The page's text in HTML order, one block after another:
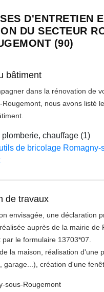
D'ENTRETIEN
DU SECTEUR
(90)
bâtiment
dans la rénovation de
nous avons listé
chauffage (1)
de bricolage Romagny-
de travaux
envisagée, une déclaration
auprès de la mairie de
le formulaire 13703*07.
la maison, réalisation d'une
garage...), création d'une
sous-Rougemont